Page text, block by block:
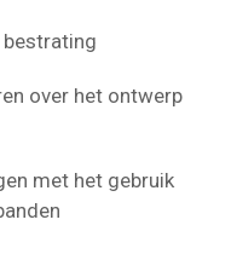
bestrating
over het ontwerp
met het gebruik